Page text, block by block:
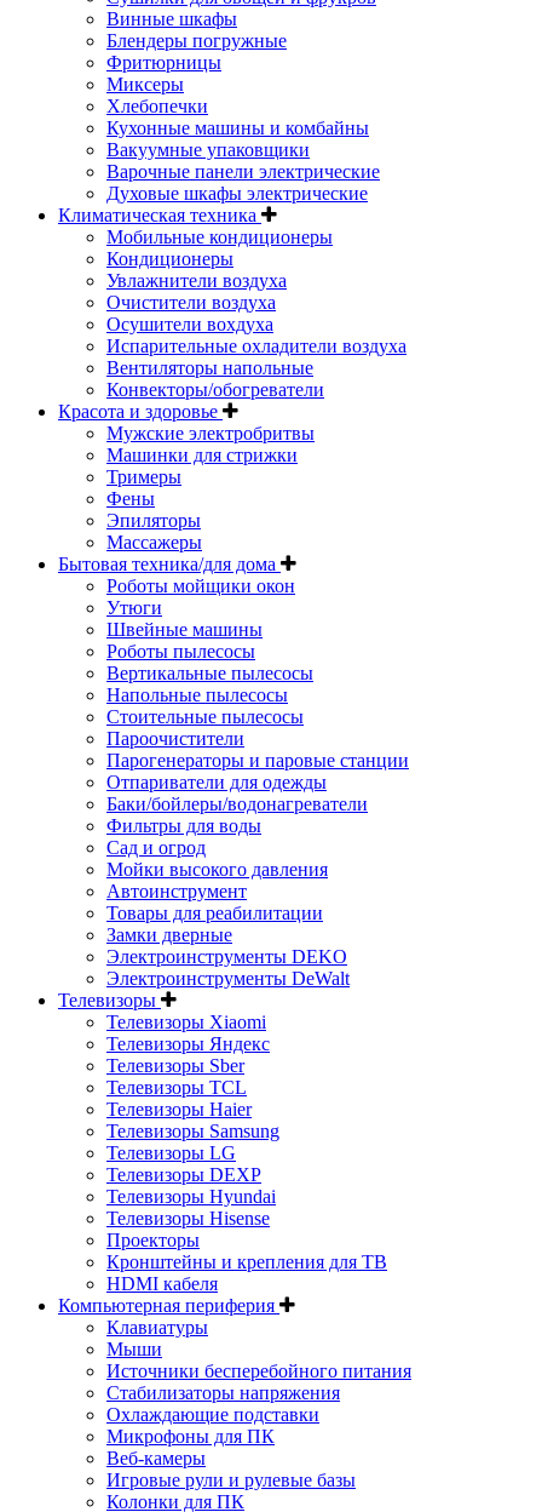
Винные шкафы
Блендеры погружные
Фритюрницы
Миксеры
Хлебопечки
Кухонные машины и комбайны
Вакуумные упаковщики
Варочные панели электрические
Духовые шкафы электрические
Климатическая техника
Мобильные кондиционеры
Кондиционеры
Увлажнители воздуха
Очистители воздуха
Осушители вохдуха
Испарительные охладители воздуха
Вентиляторы напольные
Конвекторы/обогреватели
Красота и здоровье
Мужские электробритвы
Машинки для стрижки
Тримеры
Фены
Эпиляторы
Массажеры
Бытовая техника/для дома
Роботы мойщики окон
Утюги
Швейные машины
Роботы пылесосы
Вертикальные пылесосы
Напольные пылесосы
Стоительные пылесосы
Пароочистители
Парогенераторы и паровые станции
Отпариватели для одежды
Баки/бойлеры/водонагреватели
Фильтры для воды
Сад и огрод
Мойки высокого давления
Автоинструмент
Товары для реабилитации
Замки дверные
Электроинструменты DEKO
Электроинструменты DeWalt
Телевизоры
Телевизоры Xiaomi
Телевизоры Яндекс
Телевизоры Sber
Телевизоры TCL
Телевизоры Haier
Телевизоры Samsung
Телевизоры LG
Телевизоры DEXP
Телевизоры Hyundai
Телевизоры Hisense
Проекторы
Кронштейны и крепления для ТВ
HDMI кабеля
Компьютерная периферия
Клавиатуры
Мыши
Источники бесперебойного питания
Стабилизаторы напряжения
Охлаждающие подставки
Микрофоны для ПК
Веб-камеры
Игровые рули и рулевые базы
Колонки для ПК